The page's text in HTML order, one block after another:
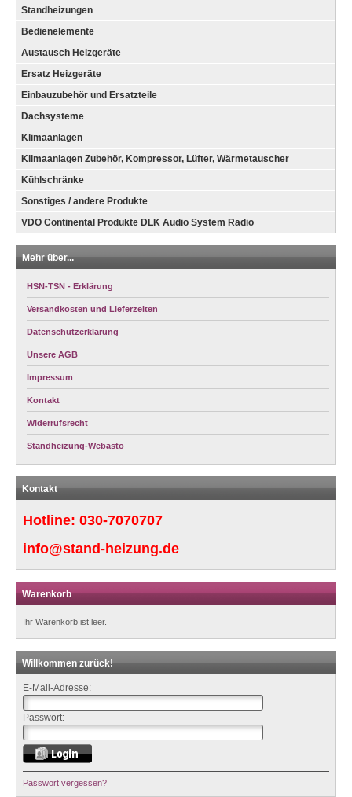
Standheizungen
Bedienelemente
Austausch Heizgeräte
Ersatz Heizgeräte
Einbauzubehör und Ersatzteile
Dachsysteme
Klimaanlagen
Klimaanlagen Zubehör, Kompressor, Lüfter, Wärmetauscher
Kühlschränke
Sonstiges / andere Produkte
VDO Continental Produkte DLK Audio System Radio
Mehr über...
HSN-TSN - Erklärung
Versandkosten und Lieferzeiten
Datenschutzerklärung
Unsere AGB
Impressum
Kontakt
Widerrufsrecht
Standheizung-Webasto
Kontakt
Hotline: 030-7070707
info@stand-heizung.de
Warenkorb
Ihr Warenkorb ist leer.
Willkommen zurück!
E-Mail-Adresse:
Passwort:
Passwort vergessen?